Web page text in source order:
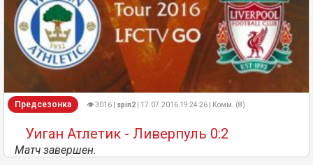
Предсезонка 👁 3016 | spin2 | 17.07.2016 19:24:26 | Комм. (8)
Уиган Атлетик - Ливерпуль 0:2
Матч завершен.